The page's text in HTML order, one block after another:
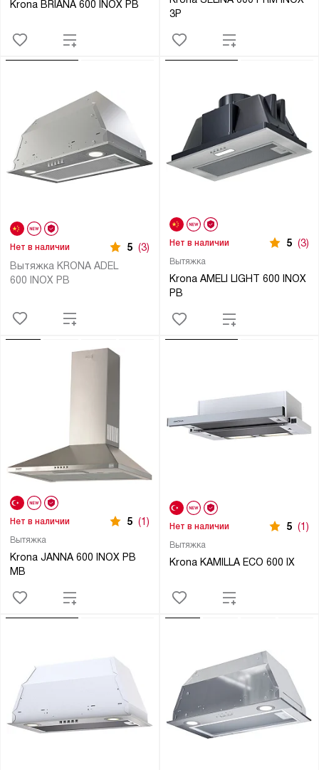
Krona BRIANA 600 INOX PB
3P
Вытяжка KRONA ADEL
600 INOX PB
Нет в наличии 5 (3)
Вытяжка
Krona AMELI LIGHT 600 INOX
PB
Нет в наличии 5 (3)
Вытяжка
Krona JANNA 600 INOX PB
MB
Нет в наличии 5 (1)
Вытяжка
Krona KAMILLA ECO 600 IX
Нет в наличии 5 (1)